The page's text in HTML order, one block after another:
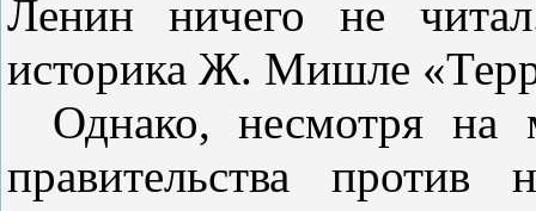
Ленин ничего не
историка Ж. Мишле
Однако, несмотря на
правительства